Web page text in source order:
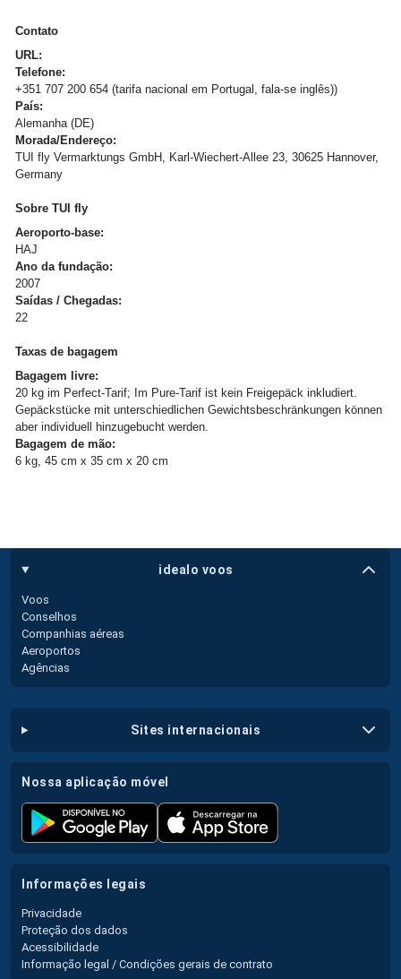
Contato
URL:
Telefone:
+351 707 200 654 (tarifa nacional em Portugal, fala-se inglês))
País:
Alemanha (DE)
Morada/Endereço:
TUI fly Vermarktungs GmbH, Karl-Wiechert-Allee 23, 30625 Hannover,
Germany
Sobre TUI fly
Aeroporto-base:
HAJ
Ano da fundação:
2007
Saídas / Chegadas:
22
Taxas de bagagem
Bagagem livre:
20 kg im Perfect-Tarif; Im Pure-Tarif ist kein Freigepäck inkludiert.
Gepäckstücke mit unterschiedlichen Gewichtsbeschränkungen können
aber individuell hinzugebucht werden.
Bagagem de mão:
6 kg, 45 cm x 35 cm x 20 cm
idealo voos
Voos
Conselhos
Companhias aéreas
Aeroportos
Agências
sites internacionais
nossa aplicação móvel
informações legais
Privacidade
Proteção dos dados
Acessibilidade
Informação legal / Condições gerais de contrato